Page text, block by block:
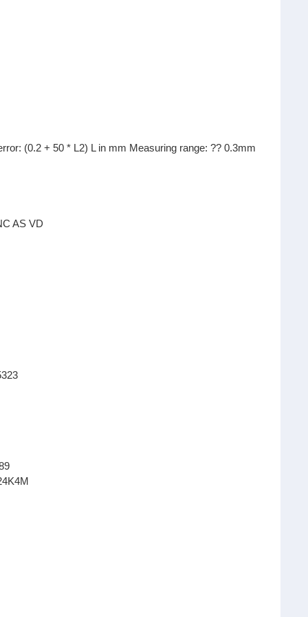
(0.2 + 50 * L2) L in mm Measuring range:?? 0.3mm
AS VD